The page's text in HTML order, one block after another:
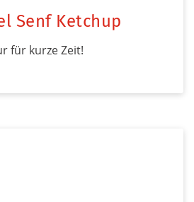
Senf Ketchup
für kurze Zeit!